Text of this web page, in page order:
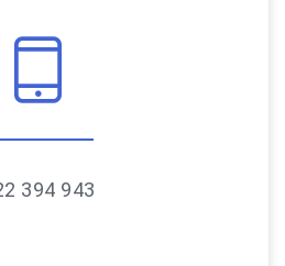
394 943